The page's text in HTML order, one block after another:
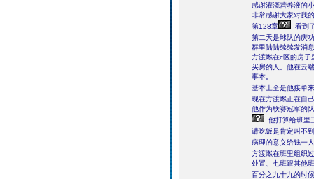
感谢灌溉营养液的
非常感谢大家对我
第128章
看到
第二天是球队的庆
群里陆陆续续发消
方渡燃在c区的房子
买房的人。他在云
事本。
基本上全是他接单
现在方渡燃正在自
他作为联赛冠军的
他打算给班里
请吃饭是肯定叫不
病理的意义给钱一
方渡燃在班里组织
处置、七班跟其他
百分之九十九的时